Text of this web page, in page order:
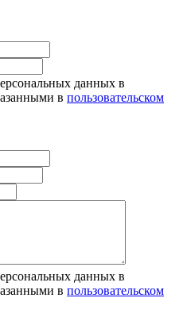
данных в
в пользовательском
данных в
в пользовательском